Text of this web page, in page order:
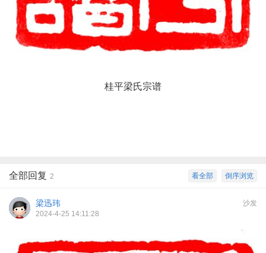
桂平梁氏宗谱
倒序浏览
看全部
全部回复 2
沙发
梁迅玮
2024-4-25 14:11:28